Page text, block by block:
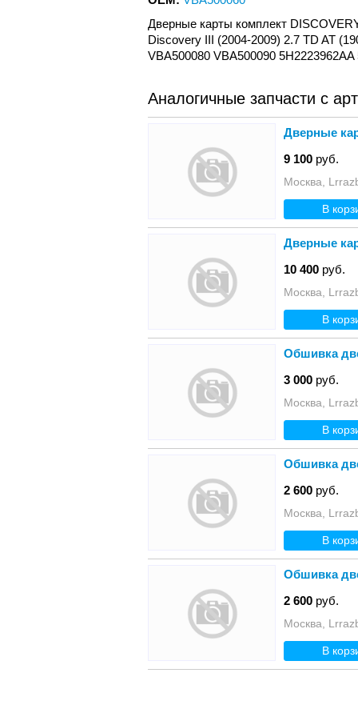
Дверные карты комплект
Discovery III (2004-2009) 2.7 TD AT
VBA500080 VBA500090
Аналогичные запчасти с
Дверные
9 100 руб.
Москва,
В
Дверные
10 400 руб.
Москва,
В
Обшивка
3 000 руб.
Москва,
В
Обшивка
2 600 руб.
Москва,
В
Обшивка
2 600 руб.
Москва,
В